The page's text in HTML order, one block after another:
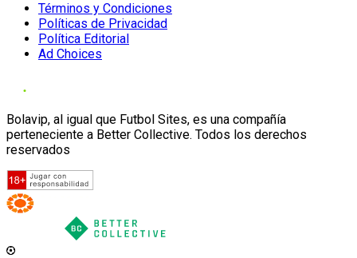
Términos y Condiciones
Políticas de Privacidad
Política Editorial
Ad Choices
Bolavip, al igual que Futbol Sites, es una compañía
perteneciente a Better Collective. Todos los derechos
reservados